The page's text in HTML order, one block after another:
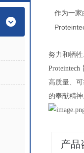
作为一家
努力和牺
Proteintech
高质量、
的奉献精
产品